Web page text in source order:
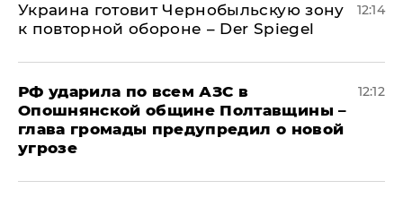
Украина готовит Чернобыльскую зону
к повторной обороне – Der Spiegel
12:14
РФ ударила по всем АЗС в
Опошнянской общине Полтавщины –
глава громады предупредил о новой
угрозе
12:12